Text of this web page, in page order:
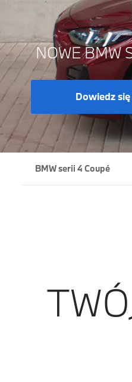
NOWE BMW
Dowiedz
BMW serii 4 Coupé